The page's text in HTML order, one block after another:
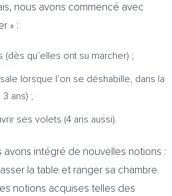
nous avons commencé avec
» :
(dès qu’elles ont su marcher) ;
lorsque l’on se déshabille, dans la
ans) ;
ses volets (4 ans aussi).
avons intégré de nouvelles notions :
la table et ranger sa chambre.
notions acquises telles des